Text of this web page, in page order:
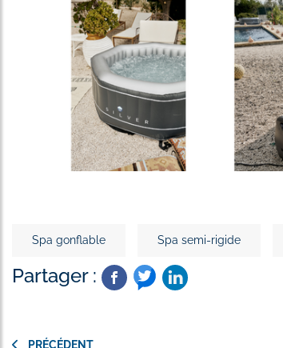
Spa gonflable Spa semi-rigide
Partager :
PRÉCÉDENT